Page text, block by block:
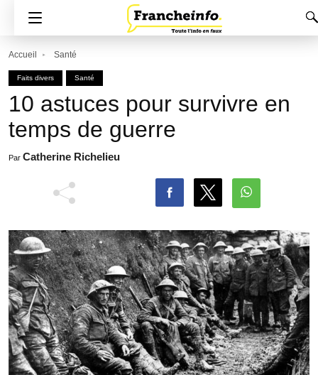
Accueil Santé
Faits divers Santé
10 astuces pour survivre en
temps de guerre
Par Catherine Richelieu